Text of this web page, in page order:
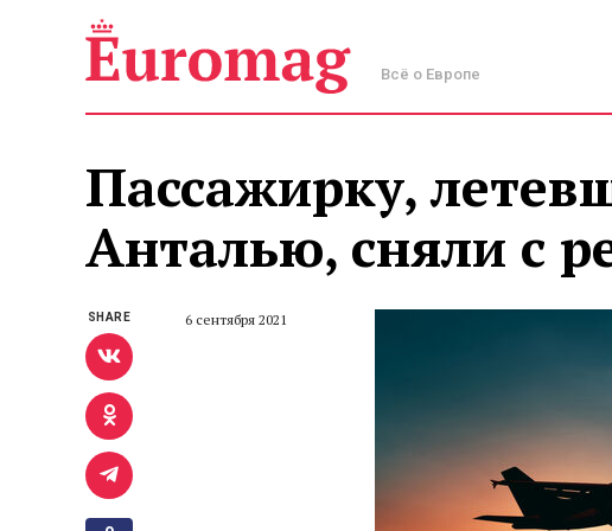
Всё о Европе
Пассажирку,
Анталью, сняли с
6 сентября 2021
SHARE